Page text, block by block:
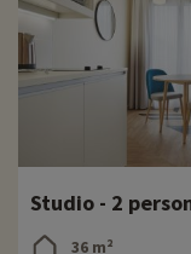
Studio - 2
36 m²